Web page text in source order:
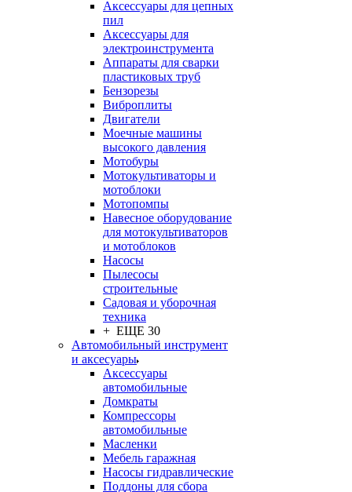
Аксессуары для цепных
пил
Аксессуары для
электроинструмента
Аппараты для сварки
пластиковых труб
Бензорезы
Виброплиты
Двигатели
Моечные машины
высокого давления
Мотобуры
Мотокультиваторы и
мотоблоки
Мотопомпы
Навесное оборудование
для мотокультиваторов
и мотоблоков
Насосы
Пылесосы
строительные
Садовая и уборочная
техника
+ ЕЩЕ 30
Автомобильный инструмент
и аксесуары
Аксессуары
автомобильные
Домкраты
Компрессоры
автомобильные
Масленки
Мебель гаражная
Насосы гидравлические
Поддоны для сбора